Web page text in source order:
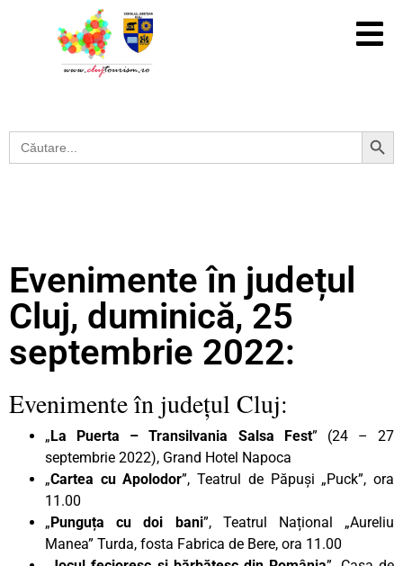
Search
for:
Search Button
Evenimente în județul
Cluj, duminică, 25
septembrie 2022:
Evenimente în județul Cluj:
„La Puerta – Transilvania Salsa Fest” (24 – 27
septembrie 2022), Grand Hotel Napoca
„Cartea cu Apolodor”, Teatrul de Păpuși „Puck”, ora
11.00
„Punguța cu doi bani”, Teatrul Național „Aureliu
Manea” Turda, fosta Fabrica de Bere, ora 11.00